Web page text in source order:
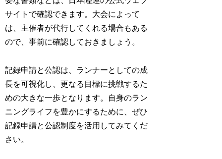
サイトで確認できます。大会によって
は、主催者が代行してくれる場合もある
ので、事前に確認しておきましょう。
記録申請と公認は、ランナーとしての成
長を可視化し、更なる目標に挑戦するた
めの大きな一歩となります。自身のラン
ニングライフを豊かにするために、ぜひ
記録申請と公認制度を活用してみてくだ
さい。